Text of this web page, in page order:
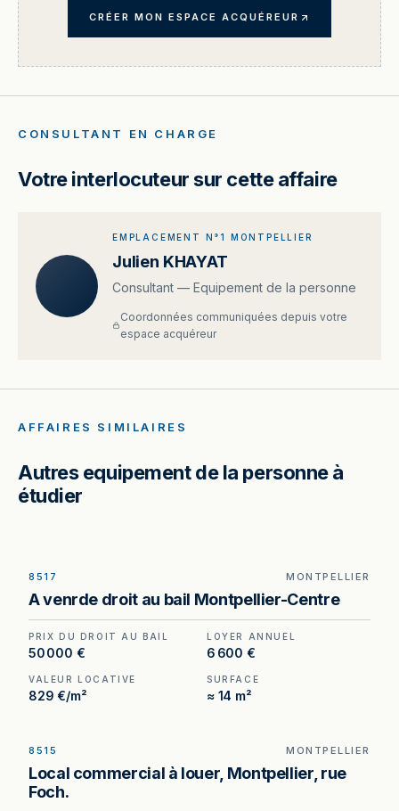
CRÉER MON ESPACE ACQUÉREUR
CONSULTANT EN CHARGE
Votre interlocuteur sur cette affaire
EMPLACEMENT N°1 MONTPELLIER
Julien KHAYAT
Consultant — Equipement de la personne
Coordonnées communiquées depuis votre
espace acquéreur
AFFAIRES SIMILAIRES
Autres equipement de la personne à
étudier
Droit au bail à vendre à Montpellier, au prix de 50
000 €. (Honoraires à la charge du cédant).
8517 MONTPELLIER
A venrde droit au bail Montpellier-Centre
PRIX DU DROIT AU BAIL
50 000 €
LOYER ANNUEL
6 600 €
VALEUR LOCATIVE
829 €/m²
SURFACE
≈ 14 m²
Local commercial à louer rue Foch, Montpellier —
107 m² dans un environnement de boutiques haut
de gamme.
8515 MONTPELLIER
Local commercial à louer, Montpellier, rue
Foch.